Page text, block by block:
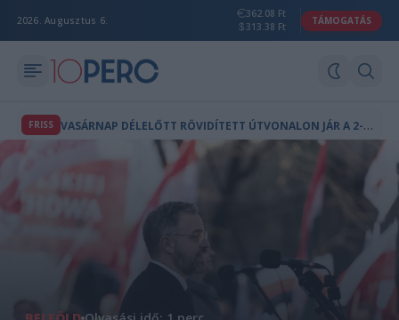
2026. Augusztus 6.
362.08 Ft
313.38 Ft
TÁMOGATÁS
FRISS V
ASÁRNAP DÉLELŐTT RÖVIDÍTETT ÚTVONALON JÁR A 2-ES METRÓ